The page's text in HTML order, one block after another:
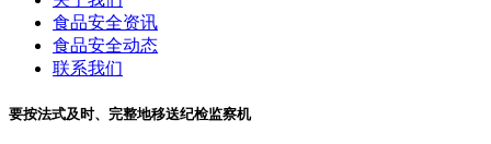
食品安全资讯
食品安全动态
联系我们
要按法式及时、完整地移送纪检监察机